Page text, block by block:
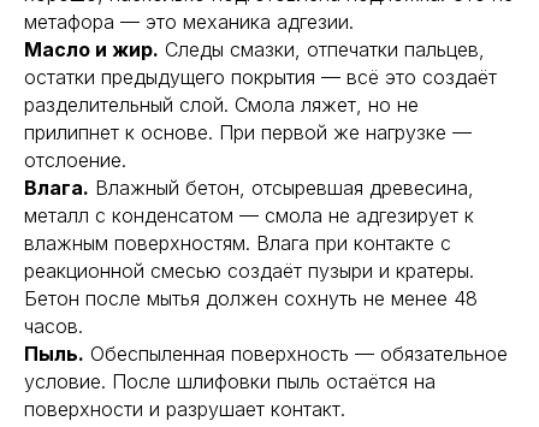
метафора — это механика адгезии.
Масло и жир. Следы смазки, отпечатки пальцев,
остатки предыдущего покрытия — всё это создаёт
разделительный слой. Смола ляжет, но не
прилипнет к основе. При первой же нагрузке —
отслоение.
Влага. Влажный бетон, отсыревшая древесина,
металл с конденсатом — смола не адгезирует к
влажным поверхностям. Влага при контакте с
реакционной смесью создаёт пузыри и кратеры.
Бетон после мытья должен сохнуть не менее 48
часов.
Пыль. Обеспыленная поверхность — обязательное
условие. После шлифовки пыль остаётся на
поверхности и разрушает контакт.